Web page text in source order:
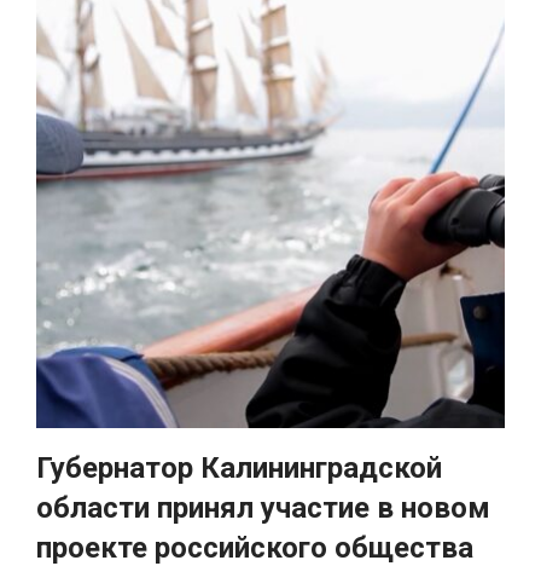
Губернатор Калининградской
области принял участие в новом
проекте российского общества